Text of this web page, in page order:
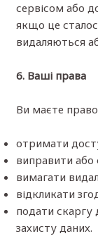
сервісом або
якщо це
видаляються
6. Ваші права
Ви маєте
отримати
виправити або
вимагати
відкликати
подати скаргу
захисту даних.